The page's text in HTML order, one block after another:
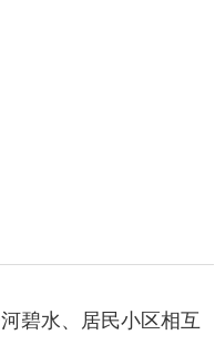
碧水、居民小区相互